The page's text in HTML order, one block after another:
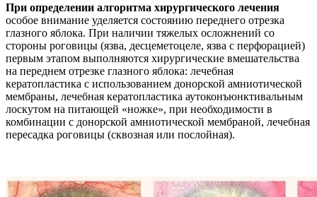
При определении алгоритма хирургического лечения
особое внимание уделяется состоянию переднего отрезка
глазного яблока. При наличии тяжелых осложнений со
стороны роговицы (язва, десцеметоцеле, язва с перфорацией)
первым этапом выполняются хирургические вмешательства
на переднем отрезке глазного яблока: лечебная
кератопластика с использованием донорской амниотической
мембраны, лечебная кератопластика аутоконъюнктивальным
лоскутом на питающей «ножке», при необходимости в
комбинации с донорской амниотической мембраной, лечебная
пересадка роговицы (сквозная или послойная).